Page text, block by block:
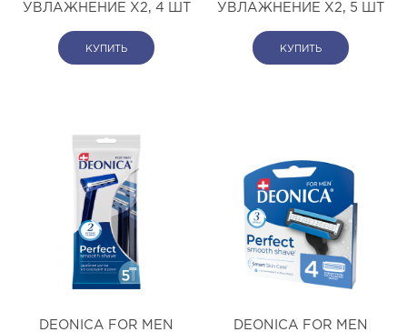
УВЛАЖНЕНИЕ Х2, 4 ШТ
КУПИТЬ
УВЛАЖНЕНИЕ Х2, 5 ШТ
КУПИТЬ
DEONICA FOR MEN
DEONICA FOR MEN